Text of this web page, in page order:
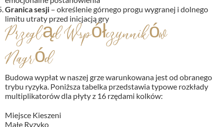
Granica sesji – określenie górnego progu wygranej i dolnego
limitu utraty przed inicjacją gry
Przegląd Współczynników
Nagród
Budowa wypłat w naszej grze warunkowana jest od obranego
trybu ryzyka. Poniższa tabelka przedstawia typowe rozkłady
multiplikatorów dla płyty z 16 rzędami kolków:
Miejsce Kieszeni
Małe Ryzyko